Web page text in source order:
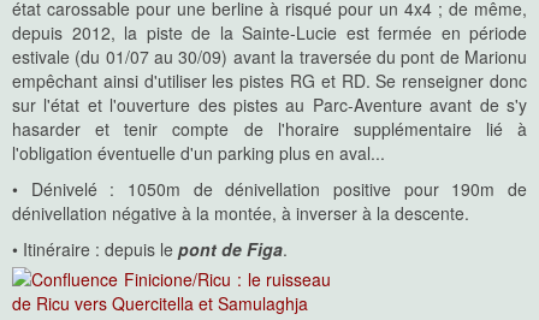
état carossable pour une berline à risqué pour un 4x4 ; de même,
depuis 2012, la piste de la Sainte-Lucie est fermée en période
estivale (du 01/07 au 30/09) avant la traversée du pont de Marionu
empêchant ainsi d'utiliser les pistes RG et RD. Se renseigner donc
sur l'état et l'ouverture des pistes au Parc-Aventure avant de s'y
hasarder et tenir compte de l'horaire supplémentaire lié à
l'obligation éventuelle d'un parking plus en aval...
• Dénivelé : 1050m de dénivellation positive pour 190m de
dénivellation négative à la montée, à inverser à la descente.
• Itinéraire : depuis le pont de Figa.